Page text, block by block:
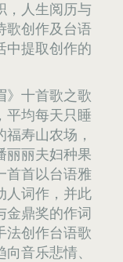
，人生阅历与
歌创作及台语
中提取创作的
》十首歌之歌
平均每天只睡
寿山农场，
丽丽夫妇种果
首首以台语雅
人词作，并此
金鼎奖的作词
法创作台语歌
音乐悲情、